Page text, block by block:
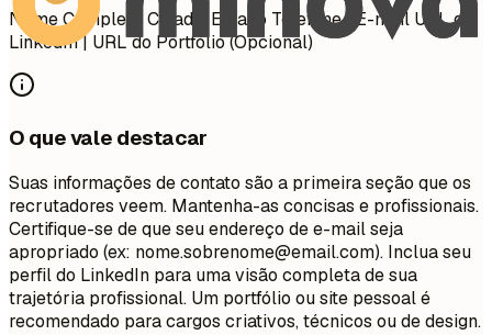
Nome Completo Cidade, Estado Telefone | E-mail URL do
LinkedIn | URL do Portfólio (Opcional)
O que vale destacar
Suas informações de contato são a primeira seção que os
recrutadores veem. Mantenha-as concisas e profissionais.
Certifique-se de que seu endereço de e-mail seja
apropriado (ex: nome.sobrenome@email.com). Inclua seu
perfil do LinkedIn para uma visão completa de sua
trajetória profissional. Um portfólio ou site pessoal é
recomendado para cargos criativos, técnicos ou de design.